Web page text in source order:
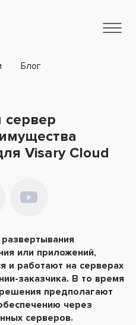
Блог
сервер
Visary Cloud
или приложений,
и работают на серверах
заказчика. В то время
предполагают
через
серверов.